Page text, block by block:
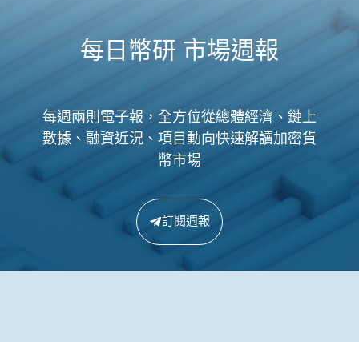
每日幣研 市場週報
每週兩則電子報，全方位從總體經濟、鏈上
數據、融資近況、項目動向快速解讀加密貨
幣市場
訂閱週報